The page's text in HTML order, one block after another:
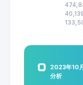
2023年10
分析